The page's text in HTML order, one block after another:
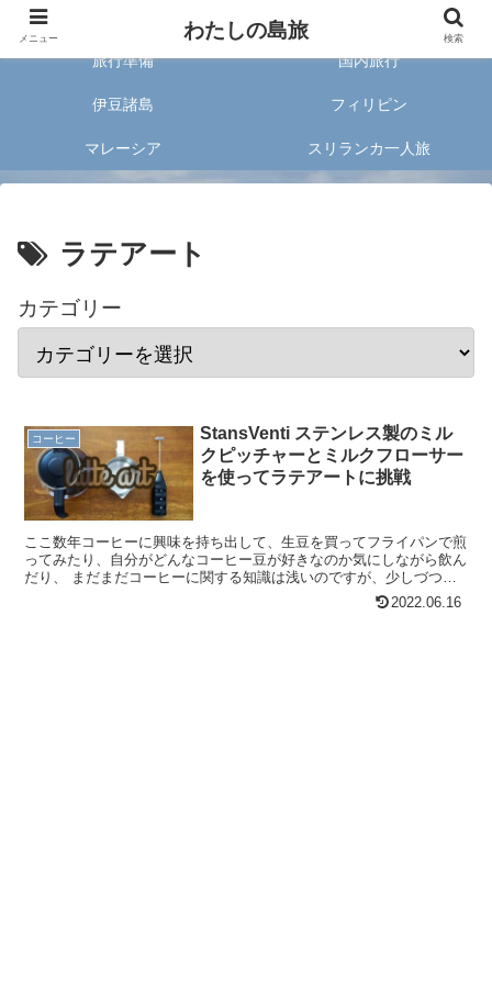
旅好きな20代女子が案内する旅のあれこれ✈︎
旅行準備 国内旅行
伊豆諸島 フィリピン
マレーシア スリランカ一人旅
ラテアート
カテゴリー
コーヒー
StansVenti ステンレス製のミル
クピッチャーとミルクフローサー
を使ってラテアートに挑戦
ここ数年コーヒーに興味を持ち出して、生豆を買ってフライパンで煎
ってみたり、自分がどんなコーヒー豆が好きなのか気にしながら飲ん
だり、 まだまだコーヒーに関する知識は浅いのですが、少しづつ勉
強しています。 自分がもっとコーヒーについて知るきっか...2022.06.16
メニュー わたしの島旅 検索